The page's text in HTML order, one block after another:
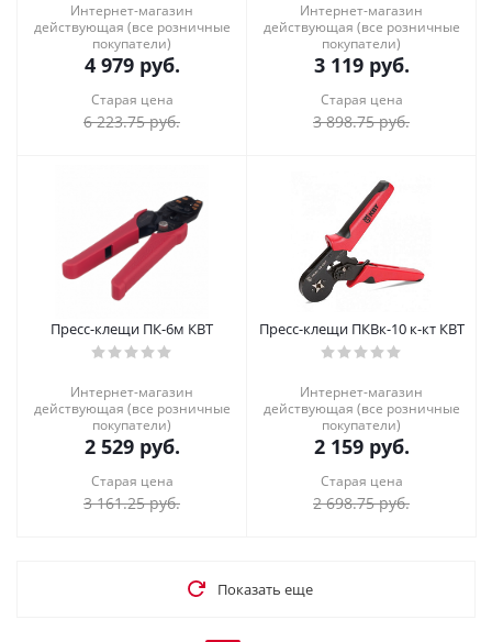
Интернет-магазин
действующая (все розничные
покупатели)
4 979руб.
Старая цена
6 223.75руб.
Интернет-магазин
действующая (все розничные
покупатели)
3 119руб.
Старая цена
3 898.75руб.
Пресс-клещи ПК-6м КВТ
Интернет-магазин
действующая (все розничные
покупатели)
2 529руб.
Старая цена
3 161.25руб.
Пресс-клещи ПКВк-10 к-кт КВТ
Интернет-магазин
действующая (все розничные
покупатели)
2 159руб.
Старая цена
2 698.75руб.
Показать еще